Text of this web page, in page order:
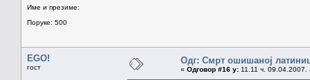
Име и презиме:
Поруке: 500
EGO!
гост
Одг: Смрт ошишаној
« Одговор #16 у: 11.11 ч. 09.04.2007.